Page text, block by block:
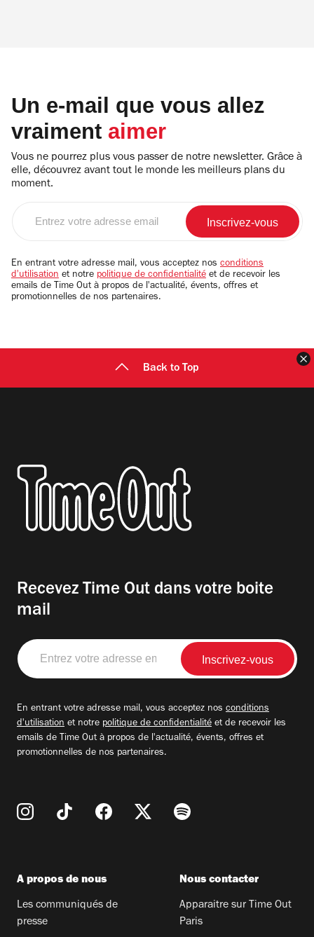
Un e-mail que vous allez
vraiment aimer
Vous ne pourrez plus vous passer de notre newsletter. Grâce à
elle, découvrez avant tout le monde les meilleurs plans du
moment.
email
En entrant votre adresse mail, vous acceptez nos conditions
d'utilisation et notre politique de confidentialité et de recevoir les
emails de Time Out à propos de l'actualité, évents, offres et
promotionnelles de nos partenaires.
Back to Top
Recevez Time Out dans votre boite
mail
Entrez
votre
adresse
En entrant votre adresse mail, vous acceptez nos conditions
d'utilisation et notre politique de confidentialité et de recevoir les
emails de Time Out à propos de l'actualité, évents, offres et
promotionnelles de nos partenaires.
A propos de nous
Les communiqués de
presse
Nous contacter
Apparaitre sur Time Out
Paris